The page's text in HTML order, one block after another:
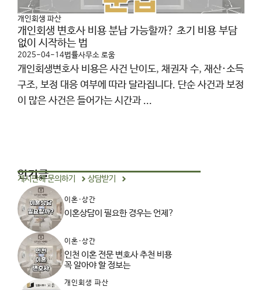
개인회생 파산
개인회생 변호사 비용 분납 가능할까? 초기 비용 부담
없이 시작하는 법
2025-04-14법률사무소 로움
개인회생변호사 비용은 사건 난이도, 채권자 수, 재산·소득
구조, 보정 대응 여부에 따라 달라집니다. 단순 사건과 보정
이 많은 사건은 들어가는 시간과 ...
인기글
게시판에 문의하기 상담받기
이혼·상간
이혼상담이 필요한 경우는 언제?
이혼·상간
인천 이혼 전문 변호사 추천 비용
꼭 알아야 할 정보는
개인회생 파산